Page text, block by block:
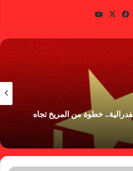
في
وك
X
خطوة من المريخ تجاه